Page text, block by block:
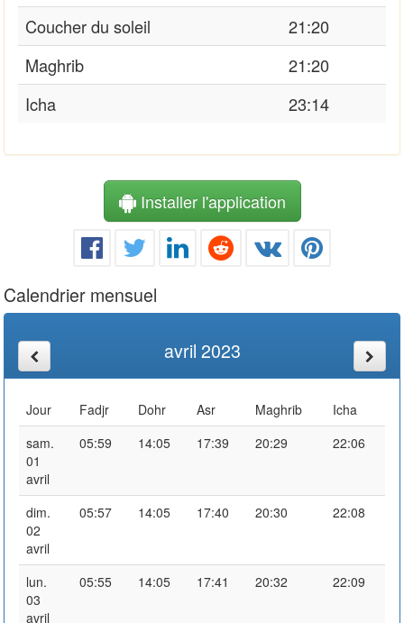
Coucher du soleil
21:20
Maghrib
21:20
Icha
23:14
Installer l'application
Calendrier mensuel
avril 2023
Jour Fadjr Dohr Asr Maghrib
Icha
sam.
01
avril
05:59 14:05 17:39 20:29 22:06
dim.
02
avril
05:57 14:05 17:40 20:30 22:08
lun.
03
avril
05:55 14:05 17:41 20:32 22:09